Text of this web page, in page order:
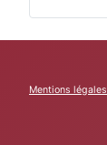
Mentions légales